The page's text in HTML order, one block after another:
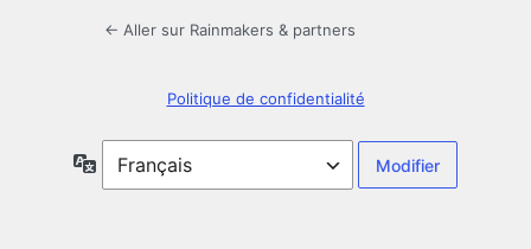
← Aller sur Rainmakers & partners
Politique de confidentialité
Langue